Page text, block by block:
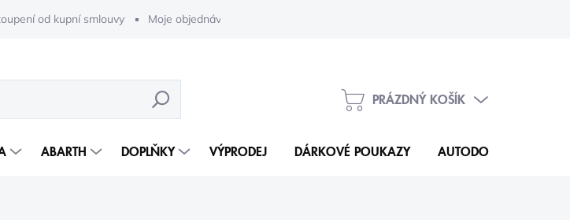
od kupní smlouvy Moje objednávka
HLEDAT
NÁKUPNÍ
PRÁZDNÝ KOŠÍK
ABARTH DOPLŇKY VÝPRODEJ DÁRKOVÉ POUKAZY AUTODOPLŇKY